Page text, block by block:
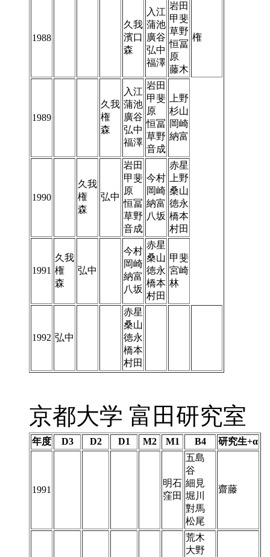
1988
久我
濱口
森
入江
蒲池
廣谷
弘中
福澤
岩田
甲斐
草野
恒冨
原
藤木
権
1989
久我
権
森
入江
蒲池
廣谷
弘中
福澤
岩田
甲斐
原
恒冨
草野
音成
上野
杉山
岡崎
納富
1990
久我
権
森
弘中
岩田
甲斐
原
恒冨
草野
音成
今村
岡崎
納富
八坂
赤星
上野
桑山
徳永
橋本
村田
1991
久我
権
森
弘中
今村
岡崎
納富
八坂
赤星
桑山
徳永
橋本
村田
甲斐
宮崎
林
1992 弘中
赤星
桑山
徳永
橋本
村田
京都大学 富田研究室
年度 D3 D2 D1 M2 M1 B4 研究生+α
1991
明石
窪田
五島
谷
細見
堀川
對馬
松尾
齋藤
荒木
大野